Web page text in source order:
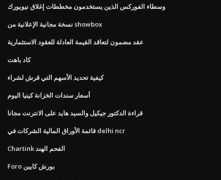
وسطاء الفوركس الذين يستخدمون مخططات إغلاق نيويورك
نسخة مجانية الإعلانية من showbox
عقد مضمون لتعاقد القيمة العادلة للعقود الاستثمارية
كاد باهت
كيفية تحديد الأسهم التي قرش لشراء
أسعار سندات الخزانة كينيا اليوم
قراءة الدكتور جيكيل والسيد هايد على الانترنت مجانا
قائمة الأوراق المالية الشركات في delhi ncr
Chartink الفحم الهند
Foro بورش كايين